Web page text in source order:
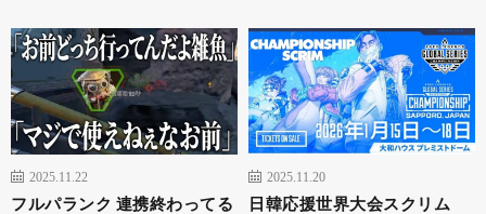
2025.11.22
フルパランク 連携終わってる
2025.11.20
日韓応援世界大会スクリム